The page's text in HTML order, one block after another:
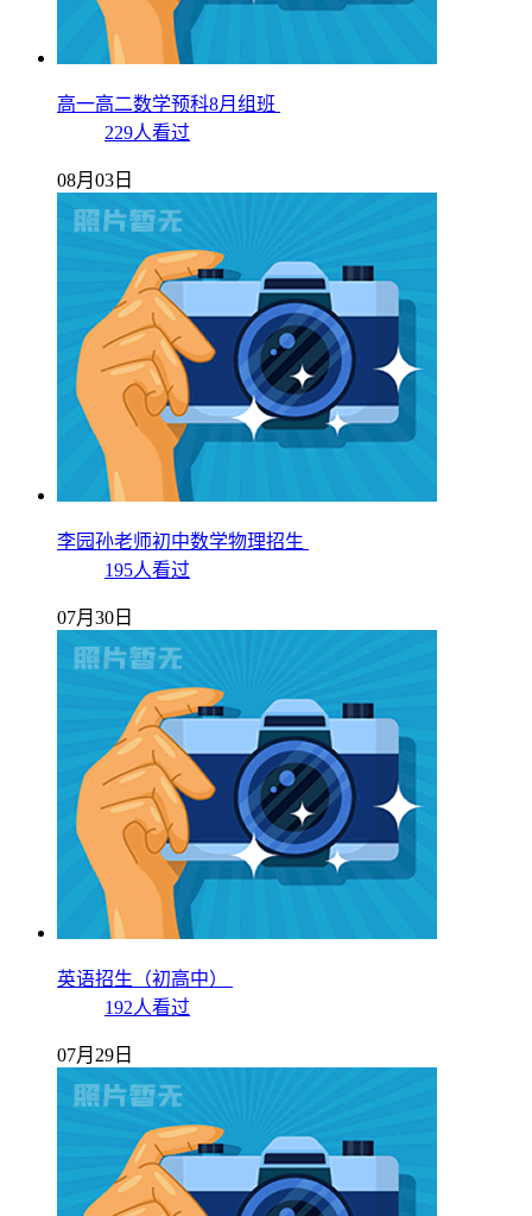
高一高二数学预科8月组班
229人看过
08月03日
李园孙老师初中数学物理招生
195人看过
07月30日
英语招生（初高中）
192人看过
07月29日